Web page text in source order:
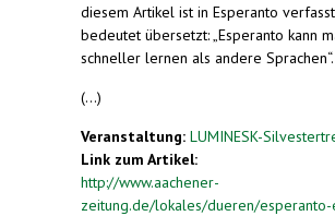
diesem Artikel ist in Esperanto
bedeutet übersetzt: „Esperanto kann
schneller lernen als andere Sprachen“.
(...)
Veranstaltung: LUMINESK-
Link zum Artikel:
http://www.aachener-
zeitung.de/lokales/dueren/esperanto-